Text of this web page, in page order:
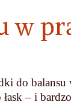
w
do
– i